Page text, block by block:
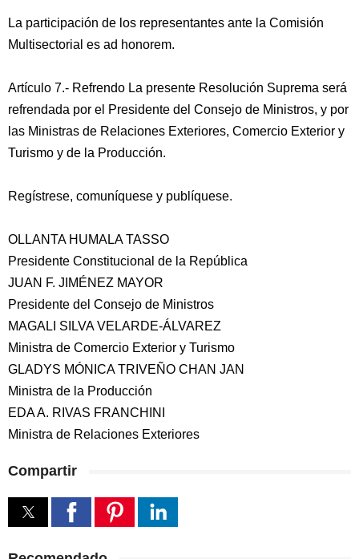
La participación de los representantes ante la Comisión
Multisectorial es ad honorem.
Artículo 7.- Refrendo La presente Resolución Suprema será
refrendada por el Presidente del Consejo de Ministros, y por
las Ministras de Relaciones Exteriores, Comercio Exterior y
Turismo y de la Producción.
Regístrese, comuníquese y publíquese.
OLLANTA HUMALA TASSO
Presidente Constitucional de la República
JUAN F. JIMÉNEZ MAYOR
Presidente del Consejo de Ministros
MAGALI SILVA VELARDE-ÁLVAREZ
Ministra de Comercio Exterior y Turismo
GLADYS MÓNICA TRIVEÑO CHAN JAN
Ministra de la Producción
EDA A. RIVAS FRANCHINI
Ministra de Relaciones Exteriores
Compartir